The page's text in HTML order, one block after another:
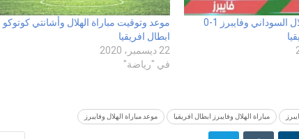
نتيجة مباراة الهلال السوداني وفايبرز 1-0
موعد وتوقيت مباراة الهلال وأشانتي كوتوكو
ابطال افريقيا
22 ديسمبر، 2020
في "رياضة"
مباراة الهلال وفايبرز ابطال افريقيا موعد مباراة الهلال وفايبرز